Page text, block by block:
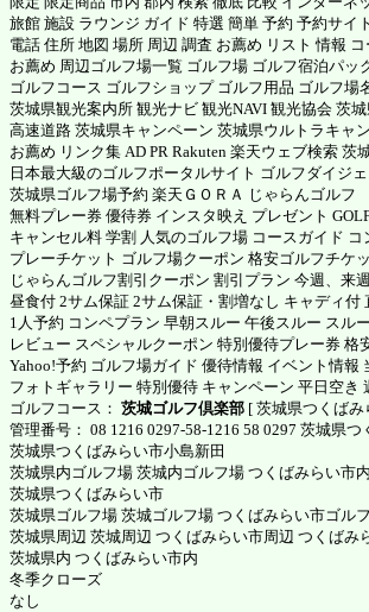
旅館 施設 ラウンジ ガイド 特選 簡単 予約 予約サイ
電話 住所 地図 場所 周辺 調査 お薦め リスト 情報
お薦め 周辺ゴルフ場一覧 ゴルフ場 ゴルフ宿泊パ
ゴルフコース ゴルフショップ ゴルフ用品 ゴルフ
茨城県観光案内所 観光ナビ 観光NAVI 観光協会 茨
高速道路 茨城県キャンペーン 茨城県ウルトラキャ
お薦め リンク集 AD PR Rakuten 楽天ウェブ検索 茨
日本最大級のゴルフポータルサイト ゴルフダイジ
茨城県ゴルフ場予約 楽天ＧＯＲＡ じゃらんゴルフ
無料プレー券 優待券 インスタ映え プレゼント
キャンセル料 学割 人気のゴルフ場 コースガイド
プレーチケット ゴルフ場クーポン 格安ゴルフチケ
じゃらんゴルフ割引クーポン 割引プラン 今週、来
昼食付 2サム保証 2サム保証・割増なし キャディ
1人予約 コンペプラン 早朝スルー 午後スルー スル
レビュー スペシャルクーポン 特別優待プレー券
Yahoo!予約 ゴルフ場ガイド 優待情報 イベント情
フォトギャラリー 特別優待 キャンペーン 平日空
ゴルフコース： 茨城ゴルフ倶楽部 [ 茨城県つくばみ
管理番号： 08 1216 0297-58-1216 58 0297 茨城県
茨城県つくばみらい市小島新田
茨城県内ゴルフ場 茨城内ゴルフ場 つくばみらい市
茨城県つくばみらい市
茨城県ゴルフ場 茨城ゴルフ場 つくばみらい市ゴル
茨城県周辺 茨城周辺 つくばみらい市周辺 つくばみ
茨城県内 つくばみらい市内
冬季クローズ
なし